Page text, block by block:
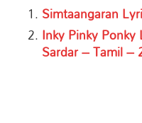
Simtaangaran
Inky Pinky
Sardar – Tamil –